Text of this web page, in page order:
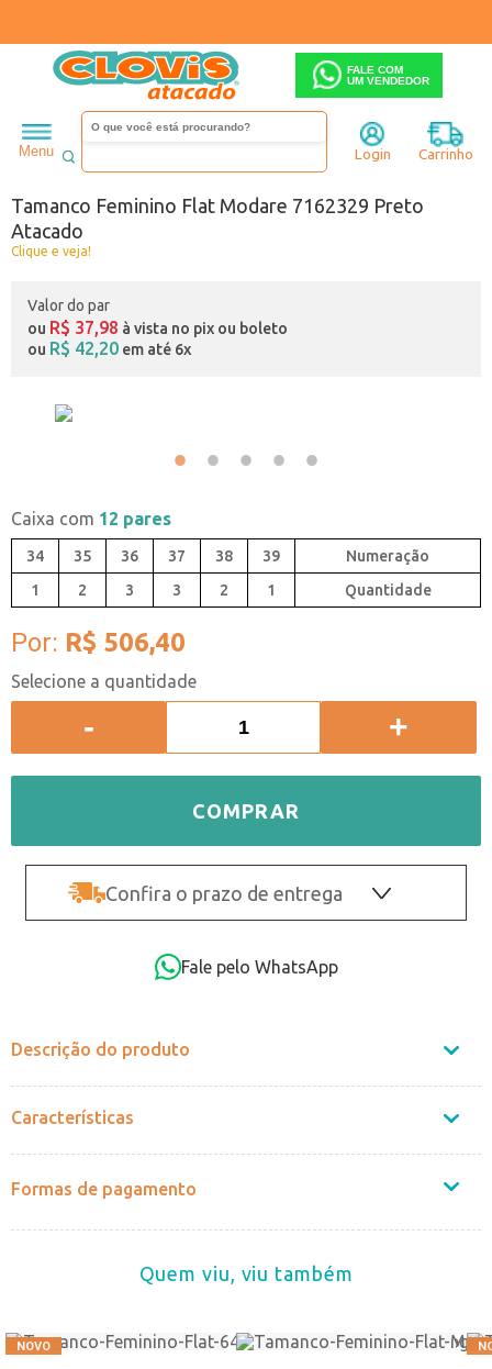
FALE COM
UM VENDEDOR
Menu Login Carrinho
Feminino Tamanco Salto baixo
Tamanco Feminino Flat Modare 7162329 Preto
Atacado
Clique e veja!
Valor do par
ou R$ 37,98 à vista no pix ou boleto
ou R$ 42,20 em até 6x
Caixa com 12 pares
34 35 36 37 38
39
1
2 3 3 2 1 Quantidade
Por: R$ 506,40
- +
COMPRAR
Confira o prazo de entrega
Fale pelo WhatsApp
Descrição do produto
Características
Formas de pagamento
Quem viu, viu também